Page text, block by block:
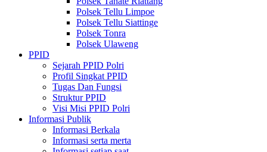
Polsek Tellu Limpoe
Polsek Tellu Siattinge
Polsek Tonra
Polsek Ulaweng
PPID
Sejarah PPID Polri
Profil Singkat PPID
Tugas Dan Fungsi
Struktur PPID
Visi Misi PPID Polri
Informasi Publik
Informasi Berkala
Informasi serta merta